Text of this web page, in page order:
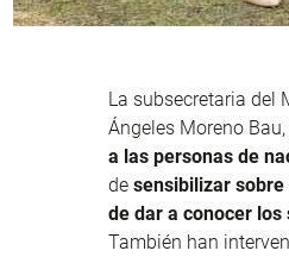
La subsecretaria del
Ángeles Moreno
a las personas de
de sensibilizar
de dar a conocer
También han